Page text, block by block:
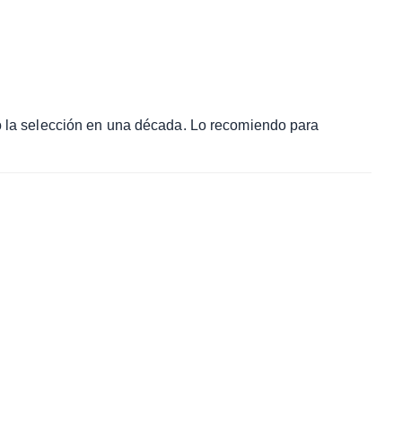
selección en una década. Lo recomiendo para